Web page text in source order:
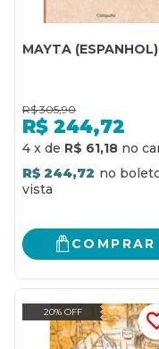
MAYTA (ESPANHOL)
R$ 305,90
R$ 244,72
4 x de R$ 61,18
R$ 244,72
COMPRAR
20% OFF